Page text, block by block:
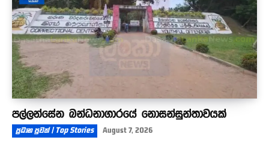
පල්ලන්සේන බන්ධනාගාරයේ නොසන්සුන්තාවයක්
ප්‍රධාන පුවත් | Top Stories August 7, 2026